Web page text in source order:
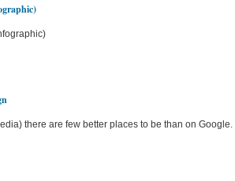
there are few better places to be than on Google.